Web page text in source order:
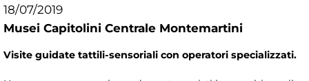
18/07/2019
Musei Capitolini Centrale Montemartini
Visite guidate tattili-sensoriali con operatori specializzati.